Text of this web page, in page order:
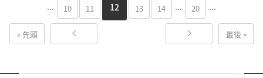
« 先頭
... 10 11 12 13 14 ... 20 ...
最後 »